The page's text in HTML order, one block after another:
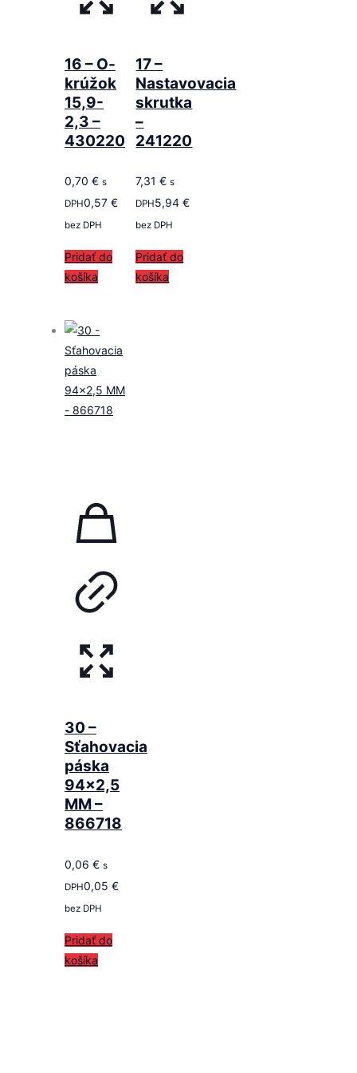
16 – O-
krúžok
15,9-
2,3 –
430220
0,70 € s
DPH0,57 €
bez DPH
Pridať do
košíka
17 –
Nastavovacia
skrutka
–
241220
7,31€ s
DPH5,94€
bez DPH
Pridať do
košíka
30 –
Sťahovacia
páska
94×2,5
MM –
866718
0,06 € s
DPH0,05 €
bez DPH
Pridať do
košíka